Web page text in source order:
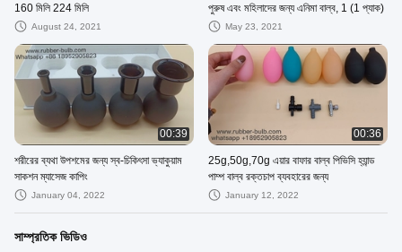
160 মিলি 224 মিলি
August 24, 2021
পুরুষ এবং মহিলাদের জন্য এনিমা বাল্ব, 1 (1 প্যাক)
May 23, 2021
00:39
শরীরের ব্যথা উপশমের জন্য স্ব-চিকিৎসা ভ্যাকুয়াম
সাকশন ম্যাসেজ কাপিং
January 04, 2022
00:36
25g,50g,70g এয়ার বাফার বাল্ব পিভিসি হ্যান্ড
পাম্প বাল্ব রক্তচাপ ব্যবহারের জন্য
January 12, 2022
সাম্প্রতিক ভিডিও